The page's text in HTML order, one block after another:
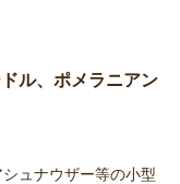
ル、ポメラニアン
ュナウザー等の小型